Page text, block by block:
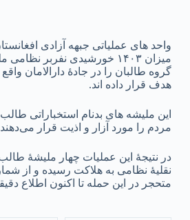
میزان ۱۴۰۳ خورشیدی نفربر
گروه طالبان را در جادهٔ دارالامان
هدف قرار داده اند.
این ملیشه های بدنام استخباراتی
مردم را مورد آزار و اذیت قرار
در نتیجهٔ این عملیات چهار ملیشهٔ
نقلیهٔ نظامی به هلاکت رسیده و از
متحجر در این حمله تا اکنون اطلاع